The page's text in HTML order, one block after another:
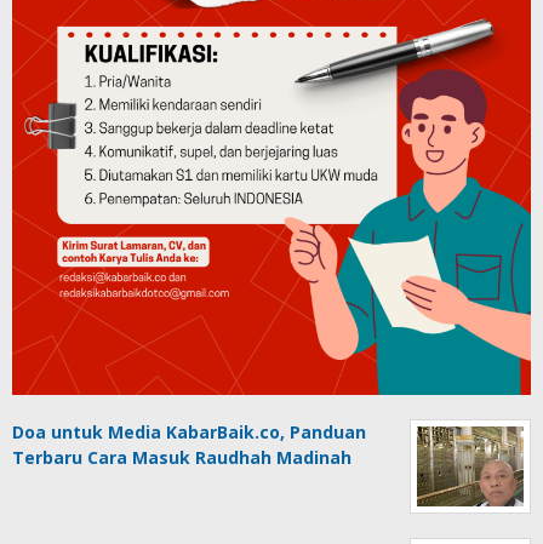
Doa untuk Media KabarBaik.co, Panduan
Terbaru Cara Masuk Raudhah Madinah